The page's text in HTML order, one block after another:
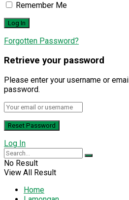
Remember Me
Forgotten Password?
Retrieve your password
Please enter your username or
password.
Log In
No Result
View All Result
Home